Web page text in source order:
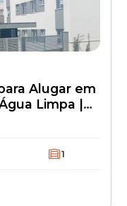
Alugar em
Limpa |
1